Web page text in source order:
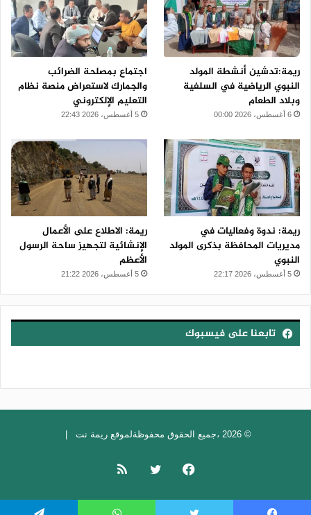
ريمة:تدشين أنشطة المولد
النبوي الرياضية في السلفية
وبلاد الطعام
6 أغسطس، 2026 00:00
اجتماع بمصلحة الضرائب
والجمارك لاستعراض منصة نظام
التعليم الإلكتروني
5 أغسطس، 2026 22:43
ريمة: ندوة وفعاليات في
مديريات المحافظة بذكرى المولد
النبوي
5 أغسطس، 2026 22:17
ريمة: الاطلاع على الأعمال
الإنشائية لتجهيز ساحة الرسول
الأعظم
5 أغسطس، 2026 21:22
تابعنا على فيسبوك
© 2026 ،جميع الحقوق محفوظةلموقع ريمة نت |
فيسبوك تويتر ملخص
الموقع